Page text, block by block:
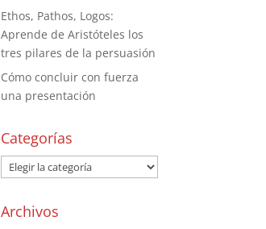
Ethos, Pathos, Logos:
Aprende de Aristóteles los
tres pilares de la persuasión
Cómo concluir con fuerza
una presentación
Categorías
Archivos